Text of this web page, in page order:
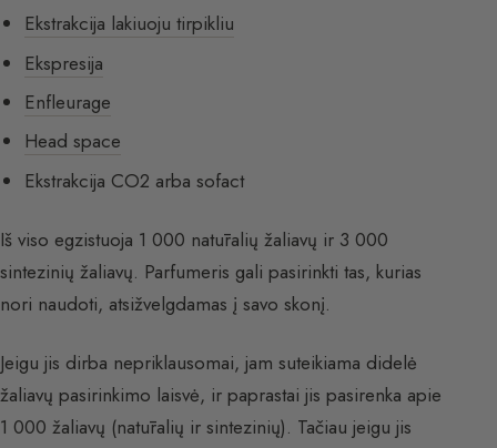
Ekstrakcija lakiuoju tirpikliu
Ekspresija
Enfleurage
Head space
Ekstrakcija CO2 arba sofact
Iš viso egzistuoja 1 000 natūralių žaliavų ir 3 000
sintezinių žaliavų. Parfumeris gali pasirinkti tas, kurias
nori naudoti, atsižvelgdamas į savo skonį.
Jeigu jis dirba nepriklausomai, jam suteikiama didelė
žaliavų pasirinkimo laisvė, ir paprastai jis pasirenka apie
1 000 žaliavų (natūralių ir sintezinių). Tačiau jeigu jis